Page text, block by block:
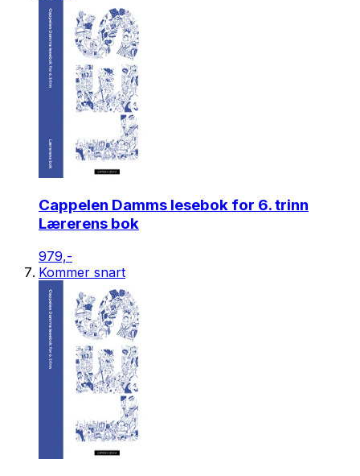
Cappelen Damms lesebok for 6. trinn
Lærerens bok
979,-
Kommer snart